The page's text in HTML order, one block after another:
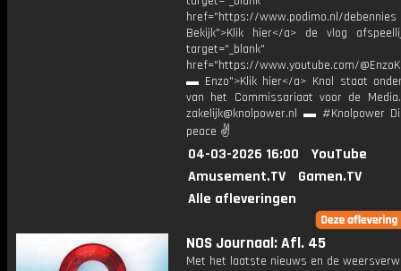
href="https://www.podimo.nl/debennies
Bekijk">Klik hier</a> de vlog
target="_blank"
href="https://www.youtube.com/
▬ Enzo">Klik hier</a> Knol staat
van het Commissariaat voor de
zakelijk@knolpower.nl ▬ #Knolpower
peace ✌
04-03-2026 16:00
YouTube
Amusement.TV
Gamen.TV
Alle afleveringen
NOS Journaal: Afl. 45
Met het laatste nieuws en de